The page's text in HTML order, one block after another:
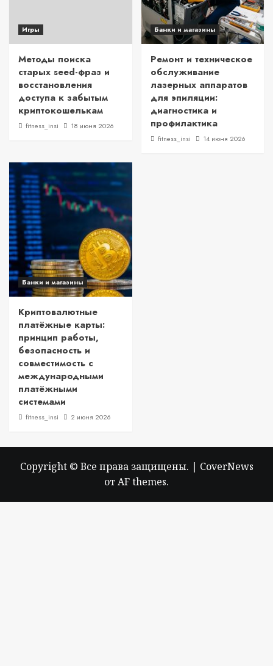
Игры
Методы поиска
старых seed-фраз и
восстановления
доступа к забытым
криптокошелькам
fitness_insi 18 июня 2026
Банки и магазины
Ремонт и техническое
обслуживание
лазерных аппаратов
для эпиляции:
диагностика и
профилактика
fitness_insi 14 июня 2026
Банки и магазины
Криптовалютные
платёжные карты:
принцип работы,
безопасность и
совместимость с
международными
платёжными
системами
fitness_insi 2 июня 2026
Copyright © Все права защищены. | CoverNews
от AF themes.